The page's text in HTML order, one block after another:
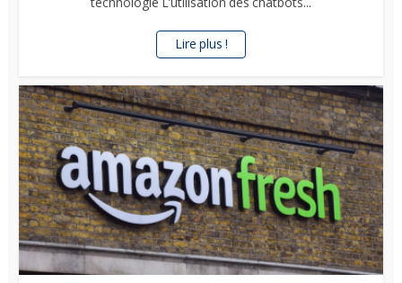
Lire plus !